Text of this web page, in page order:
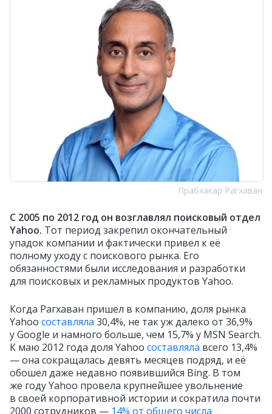
Прабхакар Рагхаван
С 2005 по 2012 год он возглавлял поисковый отдел
Yahoo. Тот период закрепил окончательный
упадок компании и фактически привел к её
полному уходу с поискового рынка. Его
обязанностями были исследования и разработки
для поисковых и рекламных продуктов Yahoo.
Когда Рагхаван пришел в компанию, доля рынка
Yahoo составляла 30,4%, не так уж далеко от 36,9%
у Google и намного больше, чем 15,7% у MSN Search.
К маю 2012 года доля Yahoo составляла всего 13,4%
— она сокращалась девять месяцев подряд, и её
обошел даже недавно появившийся Bing. В том
же году Yahoo провела крупнейшее увольнение
в своей корпоративной истории и сократила почти
2000 сотрудников — 14% от общего числа